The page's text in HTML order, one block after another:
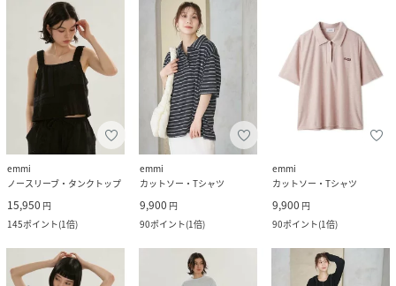
emmi
ノースリーブ・タンクトップ
15,950 円
145ポイント(1倍)
emmi
カットソー・Tシャツ
9,900 円
90ポイント(1倍)
emmi
カットソー・Tシャツ
9,900 円
90ポイント(1倍)